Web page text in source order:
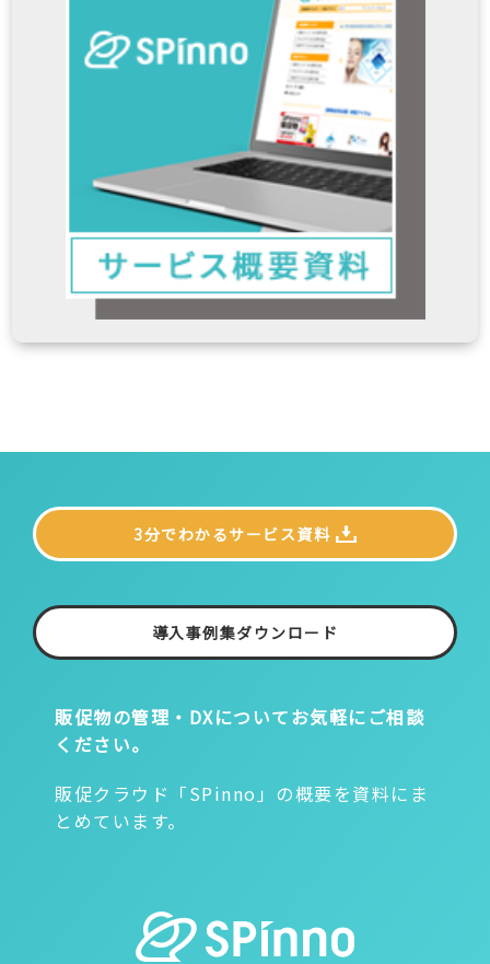
販促物の管理・DXについてお気軽にご相談
ください。
販促クラウド「SPinno」の概要を資料にま
とめています。
3分でわかるサービス資料
導入事例集ダウンロード